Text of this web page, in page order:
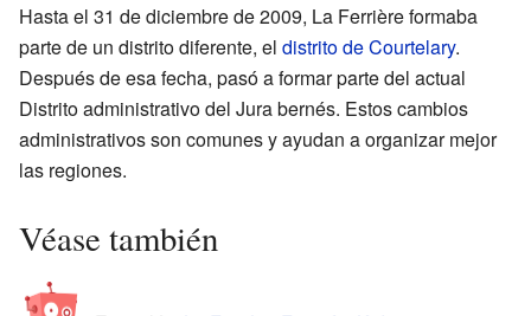
Hasta el 31 de diciembre de 2009, La Ferrière formaba
parte de un distrito diferente, el distrito de Courtelary.
Después de esa fecha, pasó a formar parte del actual
Distrito administrativo del Jura bernés. Estos cambios
administrativos son comunes y ayudan a organizar mejor
las regiones.
Véase también